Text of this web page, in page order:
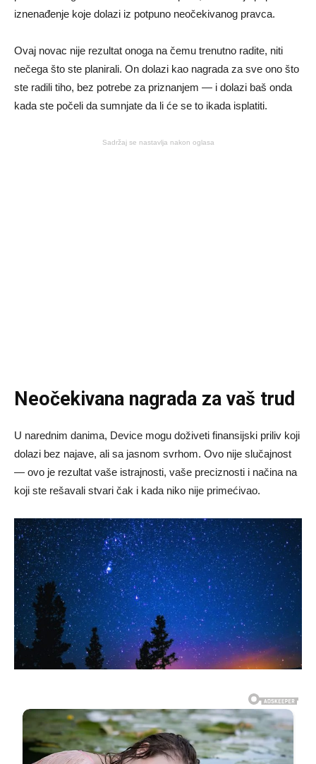
iznenađenje koje dolazi iz potpuno neočekivanog pravca.
Ovaj novac nije rezultat onoga na čemu trenutno radite, niti
nečega što ste planirali. On dolazi kao nagrada za sve ono što
ste radili tiho, bez potrebe za priznanjem — i dolazi baš onda
kada ste počeli da sumnjate da li će se to ikada isplatiti.
Sadržaj se nastavlja nakon oglasa
Neočekivana nagrada za vaš trud
U narednim danima, Device mogu doživeti finansijski priliv koji
dolazi bez najave, ali sa jasnom svrhom. Ovo nije slučajnost
— ovo je rezultat vaše istrajnosti, vaše preciznosti i načina na
koji ste rešavali stvari čak i kada niko nije primećivao.